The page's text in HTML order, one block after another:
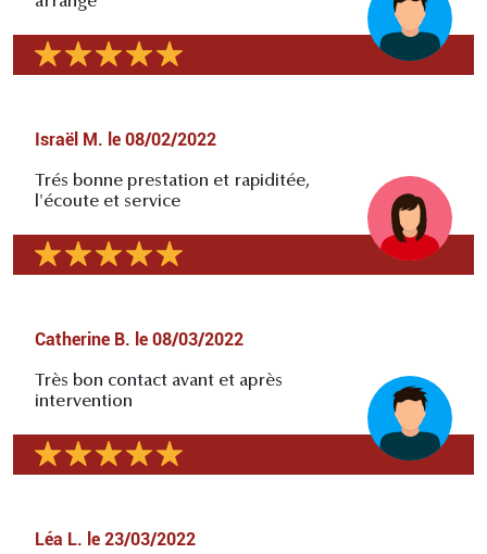
Israël M. le 08/02/2022
Trés bonne prestation et rapiditée,
l'écoute et service
Catherine B. le 08/03/2022
Très bon contact avant et après
intervention
Léa L. le 23/03/2022